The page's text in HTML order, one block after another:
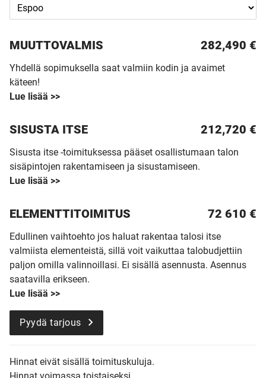
MUUTTO­VALMIS 282,490 €
Yhdellä sopimuksella saat valmiin kodin ja avaimet
käteen!
Lue lisää >>
SISUSTA ITSE 212,720 €
Sisusta itse -toimituksessa pääset osallistumaan talon
sisäpintojen rakentamiseen ja sisustamiseen.
Lue lisää >>
ELEMENTTITOIMITUS 72 610 €
Edullinen vaihtoehto jos haluat rakentaa talosi itse
valmiista elementeistä, sillä voit vaikuttaa talobudjettiin
paljon omilla valinnoillasi. Ei sisällä asennusta. Asennus
saatavilla erikseen.
Lue lisää >>
Pyydä tarjous
Hinnat eivät sisällä toimituskuluja.